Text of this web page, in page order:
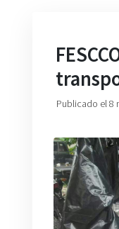
Publicado el 8